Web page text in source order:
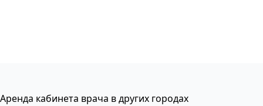
Аренда кабинета врача в других городах